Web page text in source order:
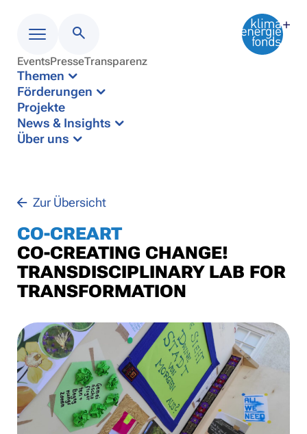
Menü
EventsPresseTransparenz
Themen
Förderungen
Projekte
News & Insights
Über uns
Zur Übersicht
CO-CREART
CO-CREATING CHANGE!
TRANSDISCIPLINARY LAB FOR
TRANSFORMATION